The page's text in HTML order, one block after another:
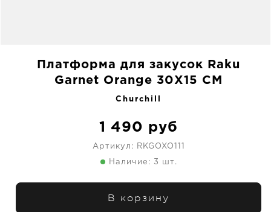
Платформа для закусок Raku
Garnet Orange 30X15 CM
Churchill
1 490 руб
Артикул: RKGOXO111
Наличие: 3 шт.
В корзину